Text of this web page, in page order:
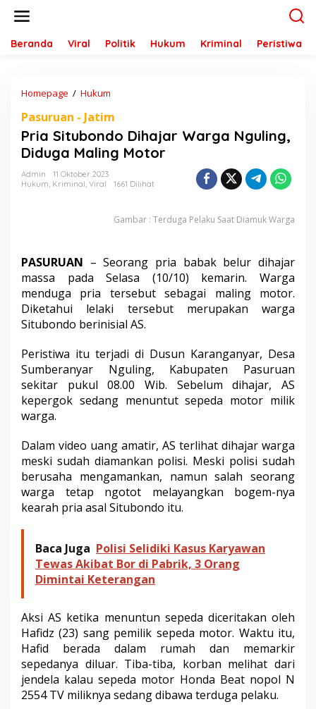
Beranda Viral Politik Hukum Kriminal Peristiwa
Homepage / Hukum
i
a
S
i
u
n
D
i
h
a
j
a
W
a
r
g
a
N
l
i
n
,
D
u
g
a
M
l
i
n
g
M
o
t
o
Pasuruan - Jatim
Pria Situbondo Dihajar Warga Nguling,
Diduga Maling Motor
Admin
11 Oktober 2023
Hukum, Kriminal, Viral 1661 Dilihat
Gambar : Terduga Pelaku Saat Diamuk Warga
PASURUAN – Seorang pria babak belur dihajar
massa pada Selasa (10/10) kemarin. Warga
menduga pria tersebut sebagai maling motor.
Diketahui lelaki tersebut merupakan warga
Situbondo berinisial AS.
Peristiwa itu terjadi di Dusun Karanganyar, Desa
Sumberanyar Nguling, Kabupaten Pasuruan
sekitar pukul 08.00 Wib. Sebelum dihajar, AS
kepergok sedang menuntut sepeda motor milik
warga.
Dalam video uang amatir, AS terlihat dihajar warga
meski sudah diamankan polisi. Meski polisi sudah
berusaha mengamankan, namun salah seorang
warga tetap ngotot melayangkan bogem-nya
kearah pria asal Situbondo itu.
Baca Juga Polisi Selidiki Kasus Karyawan
Tewas Akibat Bor di Pabrik, 3 Orang
Dimintai Keterangan
Aksi AS ketika menuntun sepeda diceritakan oleh
Hafidz (23) sang pemilik sepeda motor. Waktu itu,
Hafid berada dalam rumah dan memarkir
sepedanya diluar. Tiba-tiba, korban melihat dari
jendela kalau sepeda motor Honda Beat nopol N
2554 TV miliknya sedang dibawa terduga pelaku.